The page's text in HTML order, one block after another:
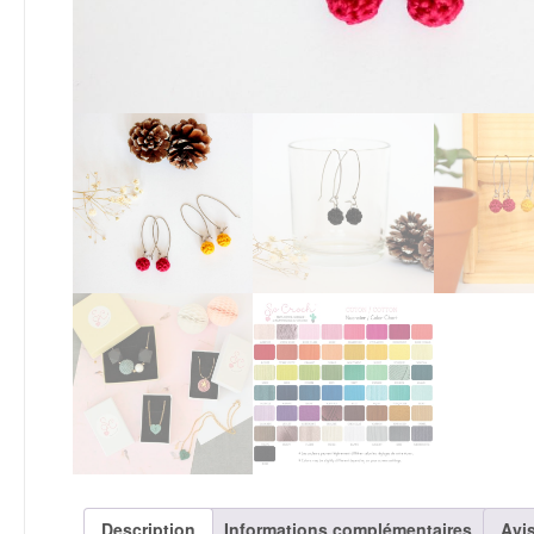
Description Informations complémentaires